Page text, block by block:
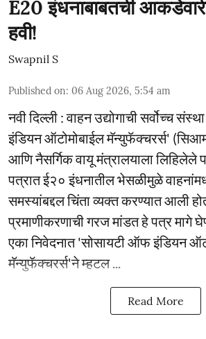
E20 इंधनाबाबतची
हवी!
Swapnil S
Published on: 06 Aug 2026, 5:54 am
नवी दिल्ली : वाहन उद्योगाची सर्वोच्च
इंडियन ऑटोमोबाईल मॅन्युफॅक्चरर्स'
आणि नैसर्गिक वायू मंत्रालयाला लिहिलेले
पत्रात ई२० इंधनातील भेसळीमुळे
समस्यांबद्दल चिंता व्यक्त करण्यात आली
प्रमाणीकरणाची गरज मांडत हे पत्र मागे
एका निवेदनात 'सोसायटी ऑफ इंडियन
मॅन्युफॅक्चरर्स'ने म्हटल ...
Read More